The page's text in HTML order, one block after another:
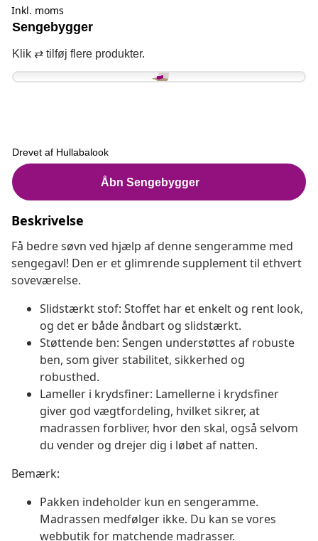
Inkl. moms
Beskrivelse
Få bedre søvn ved hjælp af denne sengeramme med
sengegavl! Den er et glimrende supplement til ethvert
soveværelse.
Slidstærkt stof: Stoffet har et enkelt og rent look,
og det er både åndbart og slidstærkt.
Støttende ben: Sengen understøttes af robuste
ben, som giver stabilitet, sikkerhed og
robusthed.
Lameller i krydsfiner: Lamellerne i krydsfiner
giver god vægtfordeling, hvilket sikrer, at
madrassen forbliver, hvor den skal, også selvom
du vender og drejer dig i løbet af natten.
Bemærk:
Pakken indeholder kun en sengeramme.
Madrassen medfølger ikke. Du kan se vores
webbutik for matchende madrasser.